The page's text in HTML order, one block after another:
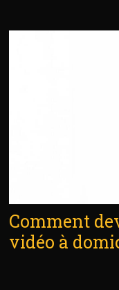
Comment
vidéo à